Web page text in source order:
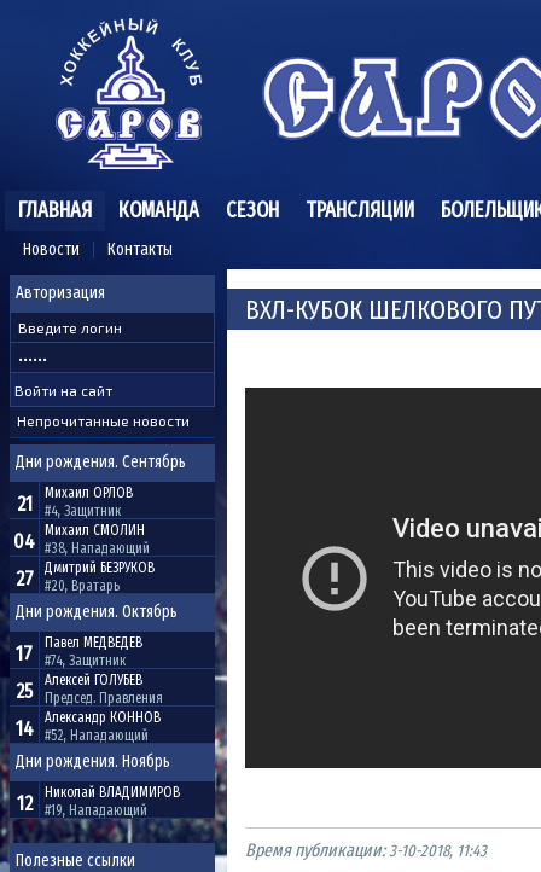
ГЛАВНАЯ
Новости Контакты
КОМАНДА СЕЗОН ТРАНСЛЯЦИИ
Авторизация
Непрочитанные новости
Дни рождения. Сентябрь
21 Михаил ОРЛОВ
#4, Защитник
04 Михаил СМОЛИН
#38, Нападающий
27 Дмитрий БЕЗРУКОВ
#20, Вратарь
Дни рождения. Октябрь
17 Павел МЕДВЕДЕВ
#74, Защитник
25 Алексей ГОЛУБЕВ
Председ. Правления
14 Александр КОННОВ
#52, Нападающий
Дни рождения. Ноябрь
12 Николай ВЛАДИМИРОВ
#19, Нападающий
Полезные ссылки
ВХЛ-КУБОК ШЕЛКОВОГО
Время публикации:3-10-2018, 11:43